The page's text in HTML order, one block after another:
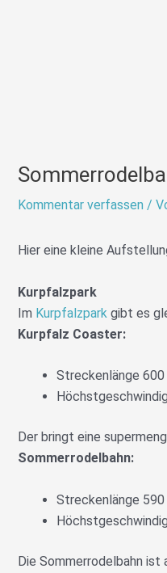
Kommentar verfassen /
Hier eine kleine
Kurpfalzpark
Im Kurpfalzpark gibt es
Kurpfalz Coaster:
Streckenlänge 600
Der bringt eine
Sommerrodelbahn:
Streckenlänge 590
Die Sommerrodelbahn ist